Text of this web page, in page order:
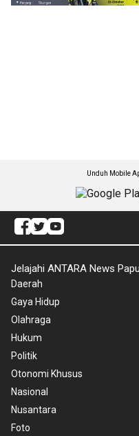
Unduh Mobile
Jelajahi ANTARA News
Daerah
Gaya Hidup
Olahraga
Hukum
Politik
Otonomi Khusus
Nasional
Nusantara
Foto